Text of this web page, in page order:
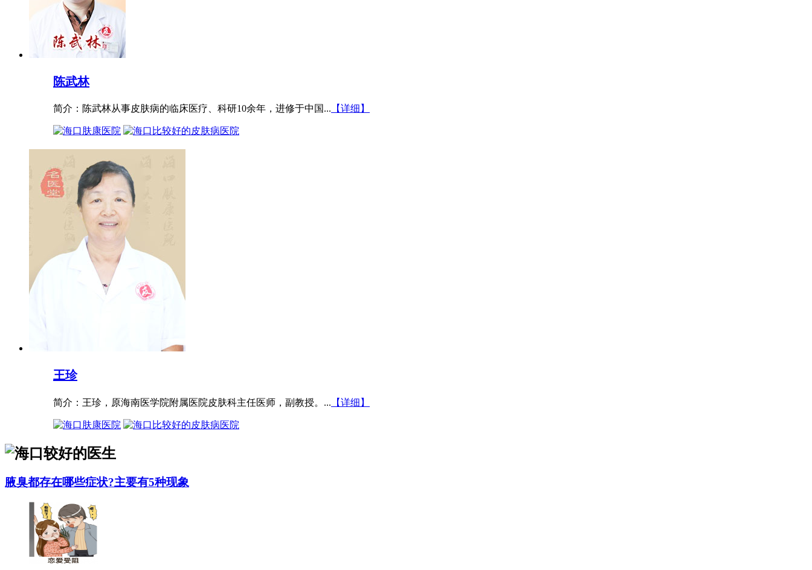
陈武林
简介：陈武林从事皮肤病的临床医疗、科研10余年，进修于中国... 【详细】
王珍
简介：王珍，原海南医学院附属医院皮肤科主任医师，副教授。... 【详细】
腋臭都存在哪些症状?主要有5种现象